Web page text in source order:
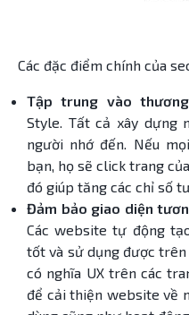
Các đặc điểm chính của
Tập trung vào
Style. Tất cả xây dựng
người nhớ đến. Nếu
bạn, họ sẽ click trang
đó giúp tăng các chỉ số
Đảm bảo giao diện
Các website tự động
tốt và sử dụng được
có nghĩa UX trên các
để cải thiện website về